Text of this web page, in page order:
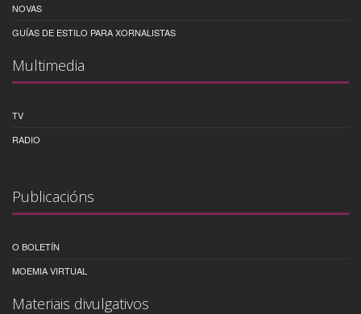
NOVAS
GUÍAS DE ESTILO PARA XORNALISTAS
Multimedia
TV
RADIO
Publicacións
O BOLETÍN
MOEMIA VIRTUAL
Materiais divulgativos